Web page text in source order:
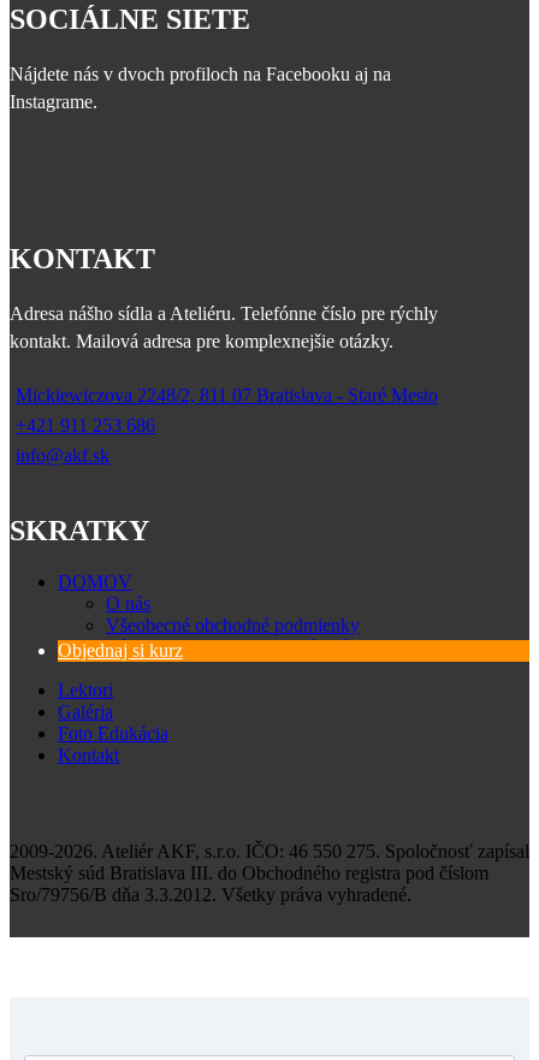
SOCIÁLNE SIETE
Nájdete nás v dvoch profiloch na Facebooku aj na
Instagrame.
KONTAKT
Adresa nášho sídla a Ateliéru. Telefónne číslo pre rýchly
kontakt. Mailová adresa pre komplexnejšie otázky.
Mickiewiczova 2248/2, 811 07 Bratislava - Staré Mesto
+421 911 253 686
info@akf.sk
SKRATKY
DOMOV
O nás
Všeobecné obchodné podmienky
Zásady spracovania osobných údajov
Objednaj si kurz
Lektori
Galéria
Foto Edukácia
Kontakt
2009-2026. Ateliér AKF, s.r.o. IČO: 46 550 275. Spoločnosť zapísal
Mestský súd Bratislava III. do Obchodného registra pod číslom
Sro/79756/B dňa 3.3.2012. Všetky práva vyhradené.